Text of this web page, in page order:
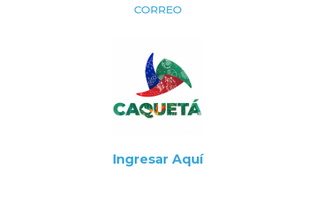
CORREO
Ingresar Aquí